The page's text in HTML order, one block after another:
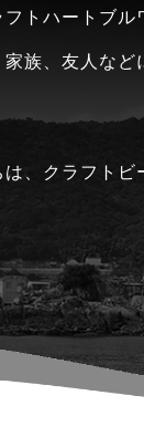
フトハートブル
家族、友人など
は、クラフトビ